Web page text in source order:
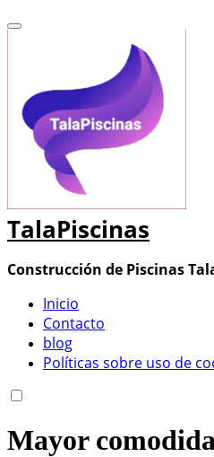
TalaPiscinas
Construcción de Piscinas
Inicio
Contacto
blog
Políticas sobre uso de
Mayor